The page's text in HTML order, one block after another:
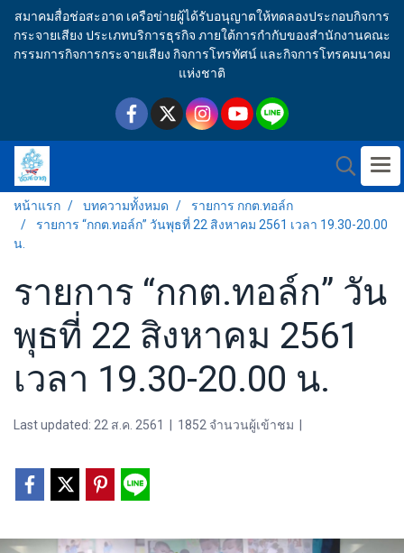
สมาคมสื่อช่อสะอาด เครือข่ายผู้ได้รับอนุญาตให้ทดลองประกอบกิจการ
กระจายเสียง ประเภทบริการธุรกิจ ภายใต้การกำกับของสำนักงานคณะ
กรรมการกิจการกระจายเสียง กิจการโทรทัศน์ และกิจการโทรคมนาคม
แห่งชาติ
หน้าแรก บทความทั้งหมด
รายการ กกต.ทอล์ก
รายการ “กกต.ทอล์ก” วันพุธที่ 22 สิงหาคม 2561 เวลา 19.30-20.00
น.
รายการ “กกต.ทอล์ก” วัน
พุธที่ 22 สิงหาคม 2561
เวลา 19.30-20.00 น.
Last updated: 22 ส.ค. 2561 1852 จำนวนผู้เข้าชม